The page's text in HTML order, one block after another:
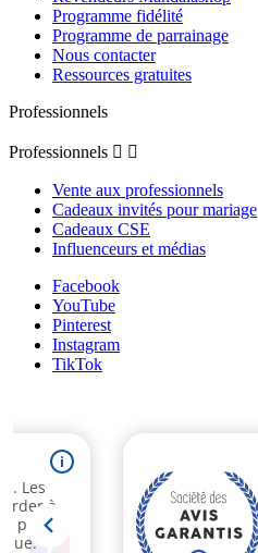
Programme fidélité
Programme de parrainage
Nous contacter
Ressources gratuites
Professionnels
Professionnels  
Vente aux professionnels
Cadeaux invités pour mariage
Cadeaux CSE
Influenceurs et médias
Facebook
YouTube
Pinterest
Instagram
TikTok